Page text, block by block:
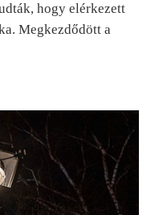
hogy elérkezett
Megkezdődött a